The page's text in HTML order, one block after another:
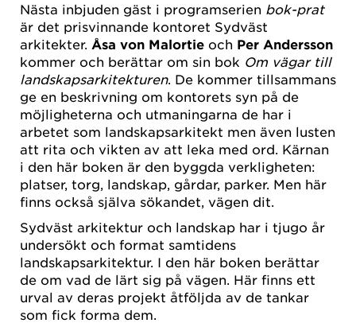
Nästa inbjuden gäst i programserien bok-prat
är det prisvinnande kontoret Sydväst
arkitekter. Åsa von Malortie och Per Andersson
kommer och berättar om sin bok Om vägar till
landskapsarkitekturen. De kommer tillsammans
ge en beskrivning om kontorets syn på de
möjligheterna och utmaningarna de har i
arbetet som landskapsarkitekt men även lusten
att rita och vikten av att leka med ord. Kärnan
i den här boken är den byggda verkligheten:
platser, torg, landskap, gårdar, parker. Men här
finns också själva sökandet, vägen dit.
Sydväst arkitektur och landskap har i tjugo år
undersökt och format samtidens
landskapsarkitektur. I den här boken berättar
de om vad de lärt sig på vägen. Här finns ett
urval av deras projekt åtföljda av de tankar
som fick forma dem.